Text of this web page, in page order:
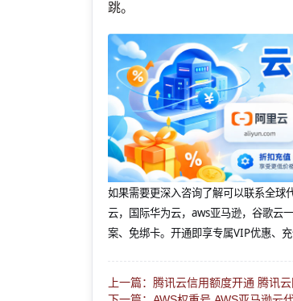
跳。
如果需要更深入咨询了解可以联系全球
云，国际华为云，aws亚马逊，谷歌云
案、免绑卡。开通即享专属VIP优惠、
上一篇：腾讯云信用额度开通 腾讯